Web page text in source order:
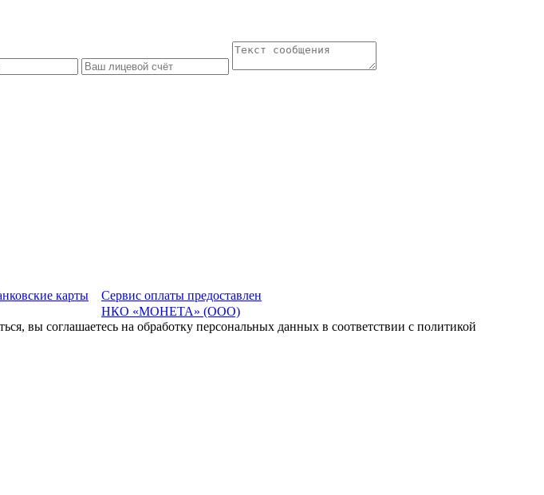
Сервис оплаты предоставлен
НКО «МОНЕТА» (ООО)
вы соглашаетесь на обработку персональных данных в соответствии с политикой